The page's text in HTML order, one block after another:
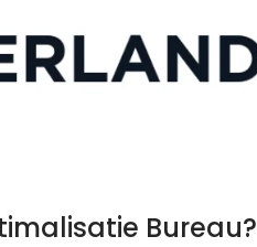
Bureau?